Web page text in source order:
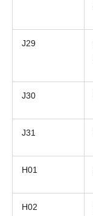
J29
J30
J31
H01
H02